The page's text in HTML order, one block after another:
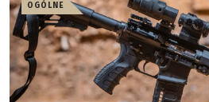
OGÓLNE